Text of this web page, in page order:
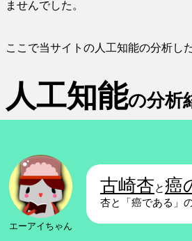
ませんでした。
ここで当サイトの人工知能の分析し
人工知能の分析
エーアイちゃん
古崎杏と癌
杏と「癌である」